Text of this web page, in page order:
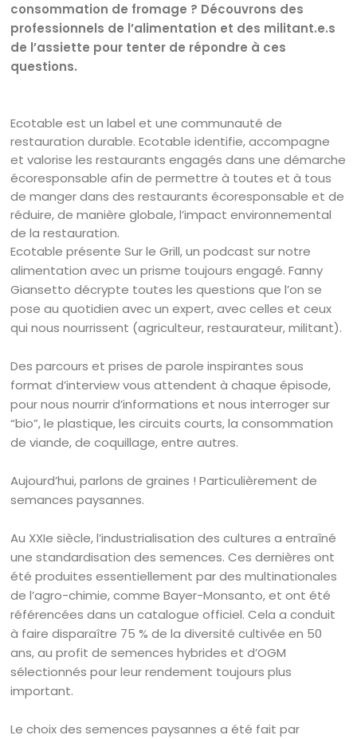
consommation de fromage ? Découvrons des
professionnels de l’alimentation et des militant.e.s
de l’assiette pour tenter de répondre à ces
questions.
Ecotable est un label et une communauté de
restauration durable. Ecotable identifie, accompagne
et valorise les restaurants engagés dans une démarche
écoresponsable afin de permettre à toutes et à tous
de manger dans des restaurants écoresponsable et de
réduire, de manière globale, l’impact environnemental
de la restauration.
Ecotable présente Sur le Grill, un podcast sur notre
alimentation avec un prisme toujours engagé. Fanny
Giansetto décrypte toutes les questions que l’on se
pose au quotidien avec un expert, avec celles et ceux
qui nous nourrissent (agriculteur, restaurateur, militant).
Des parcours et prises de parole inspirantes sous
format d’interview vous attendent à chaque épisode,
pour nous nourrir d’informations et nous interroger sur
“bio”, le plastique, les circuits courts, la consommation
de viande, de coquillage, entre autres.
Aujourd’hui, parlons de graines ! Particulièrement de
semances paysannes.
Au XXIe siècle, l’industrialisation des cultures a entraîné
une standardisation des semences. Ces dernières ont
été produites essentiellement par des multinationales
de l’agro-chimie, comme Bayer-Monsanto, et ont été
référencées dans un catalogue officiel. Cela a conduit
à faire disparaître 75 % de la diversité cultivée en 50
ans, au profit de semences hybrides et d’OGM
sélectionnés pour leur rendement toujours plus
important.
Le choix des semences paysannes a été fait par